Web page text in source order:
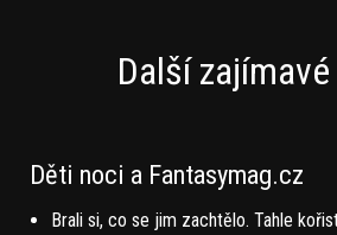
Další
Děti noci a Fantasymag.cz
Brali si, co se jim zachtělo. Tahle